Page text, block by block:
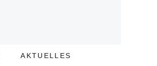
AKTUELLES